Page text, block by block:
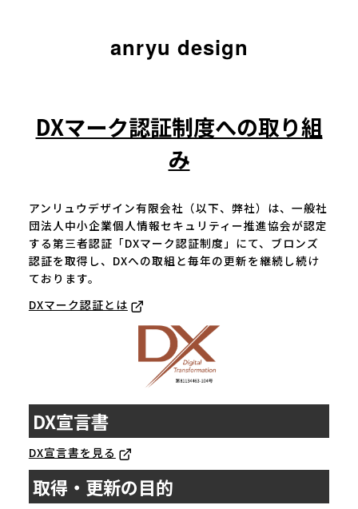
anryu design
DXマーク認証制度への取り組
み
アンリュウデザイン有限会社（以下、弊社）は、一般社
団法人中小企業個人情報セキュリティー推進協会が認定
する第三者認証「DXマーク認証制度」にて、ブロンズ
認証を取得し、DXへの取組と毎年の更新を継続し続け
ております。
DXマーク認証とは
DX宣言書
DX宣言書を見る
取得・更新の目的